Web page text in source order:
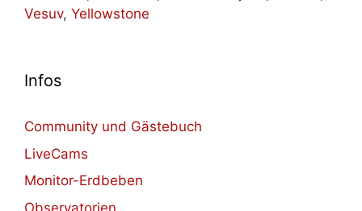
Vesuv, Yellowstone
Infos
Community und Gästebuch
LiveCams
Monitor-Erdbeben
Observatorien